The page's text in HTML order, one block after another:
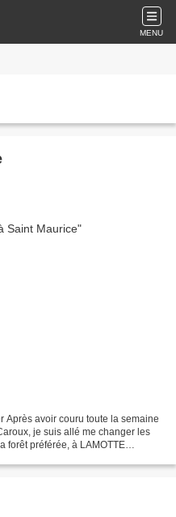
MENU
Après avoir couru toute la semaine
je suis allé me changer les
forêt préférée, à LAMOTTE